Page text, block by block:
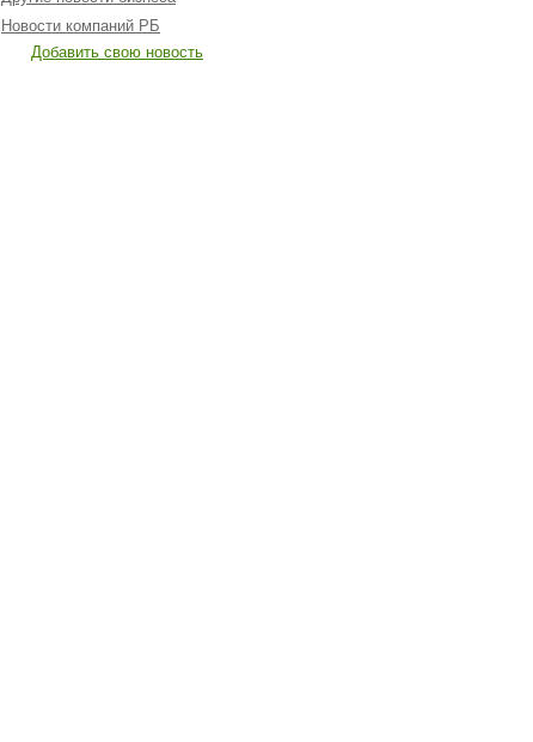
Новости компаний РБ
Добавить свою новость